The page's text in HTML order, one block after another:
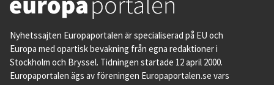
Nyhetssajten Europaportalen är specialiserad på EU och
Europa med opartisk bevakning från egna redaktioner i
Stockholm och Bryssel. Tidningen startade 12 april 2000.
Europaportalen ägs av föreningen Europaportalen.se vars